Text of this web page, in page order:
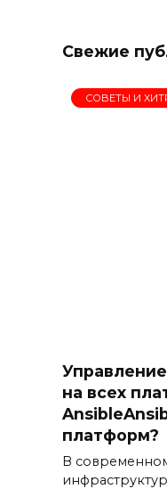
Свежие
СОВЕТЫ И
на всех
платформ?
В